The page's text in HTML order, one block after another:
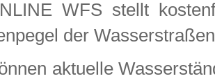
WFS stellt
der
aktuelle